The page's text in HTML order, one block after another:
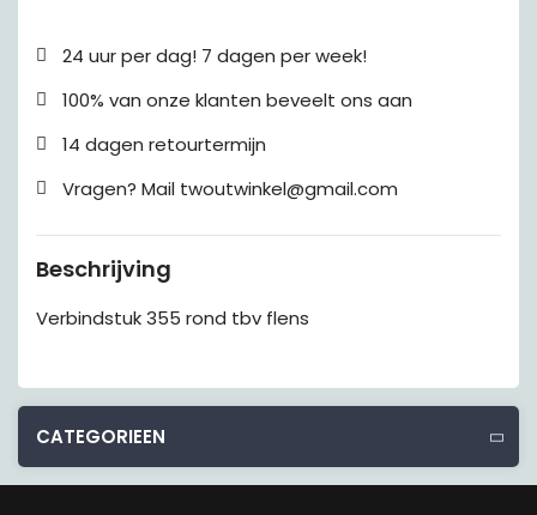
24 uur per dag! 7 dagen per week!
100% van onze klanten beveelt ons aan
14 dagen retourtermijn
Vragen? Mail twoutwinkel@gmail.com
Beschrijving
Verbindstuk 355 rond tbv flens
CATEGORIEEN